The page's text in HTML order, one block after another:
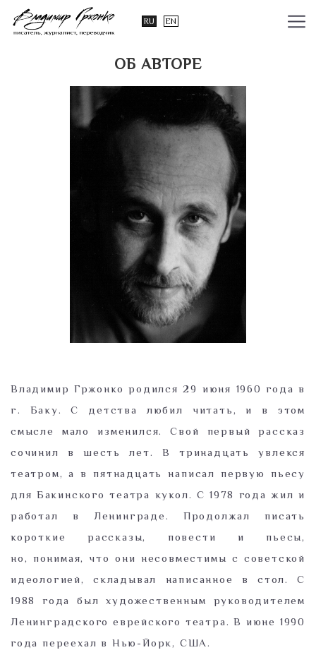
RU EN
ОБ АВТОРЕ
Владимир Гржонко родился 29 июня 1960 года в
г. Баку. С детства любил читать, и в этом
смысле мало изменился. Свой первый рассказ
сочинил в шесть лет. В тринадцать увлекся
театром, а в пятнадцать написал первую пьесу
для Бакинского театра кукол. C 1978 года жил и
работал в Ленинграде. Продолжал писать
короткие рассказы, повести и пьесы,
но, понимая, что они несовместимы с советской
идеологией, складывал написанное в стол. С
1988 года был художественным руководителем
Ленинградского еврейского театра. В июне 1990
года переехал в Нью-Йорк, США.